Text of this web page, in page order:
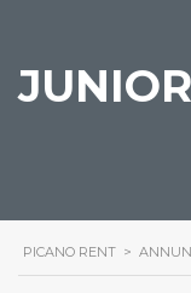
PICANO RENT >